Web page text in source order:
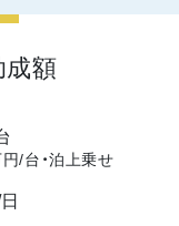
成額
/台・泊上乗せ